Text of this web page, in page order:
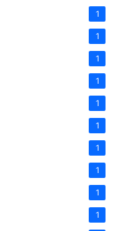
1
1
1
1
1
1
1
1
1
1